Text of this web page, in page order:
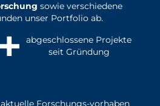
sowie verschiedene
unser Portfolio ab.
abgeschlossene Projekte
seit Gründung
aktuelle Forschungs-vorhaben